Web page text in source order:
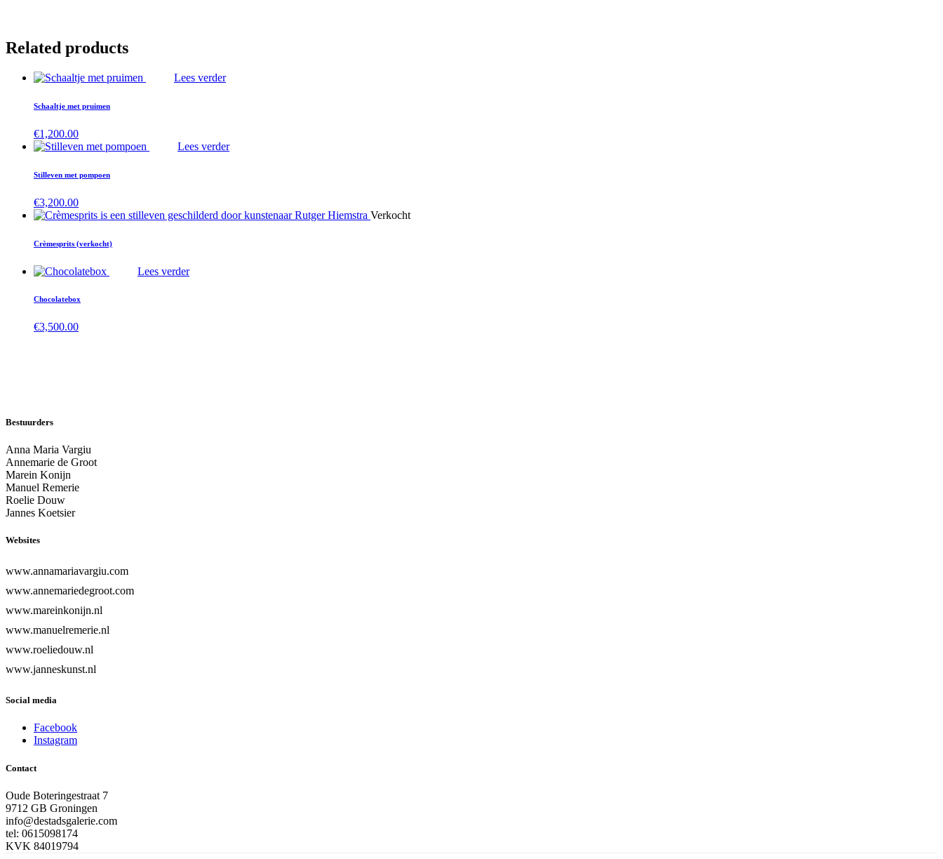
Related products
Lees verder
Schaaltje met pruimen
€1,200.00
Lees verder
Stilleven met pompoen
€3,200.00
Verkocht
Crèmesprits (verkocht)
Lees verder
Chocolatebox
€3,500.00
Bestuurders
Anna Maria Vargiu
Annemarie de Groot
Marein Konijn
Manuel Remerie
Roelie Douw
Jannes Koetsier
Websites
www.annamariavargiu.com
www.annemariedegroot.com
www.mareinkonijn.nl
www.manuelremerie.nl
www.roeliedouw.nl
www.janneskunst.nl
Social media
Facebook
Instagram
Contact
Oude Boteringestraat 7
9712 GB Groningen
info@destadsgalerie.com
tel: 0615098174
KVK 84019794